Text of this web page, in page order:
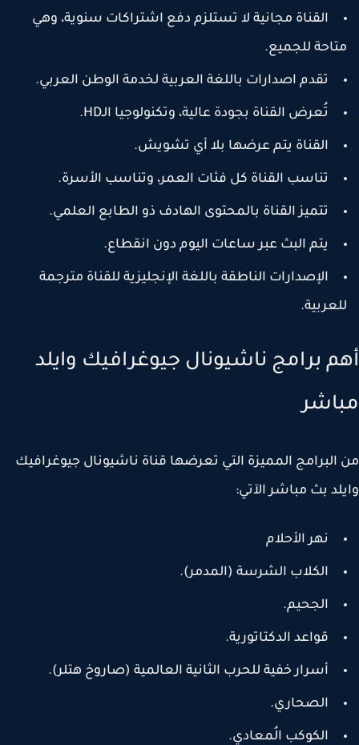
القناة مجانية لا تستلزم دفع اشتراكات سنوية، وهي
للجميع.
تقدم اصدارات باللغة العربية لخدمة الوطن العربي.
تُعرض القناة بجودة عالية، وتكنولوجيا الـHD.
القناة يتم عرضها بلا أي تشويش.
تناسب القناة كل فئات العمر، وتناسب الأسرة.
تتميز القناة بالمحتوى الهادف ذو الطابع العلمي.
يتم البث عبر ساعات اليوم دون انقطاع.
الإصدارات الناطقة باللغة الإنجليزية للقناة مترجمة
برامج ناشيونال جيوغرافيك وايلد
البرامج المميزة التي تعرضها قناة ناشيونال جيوغرافيك
بث مباشر الآتي:
نهر الأحلام
الكلاب الشرسة (المدمر).
الجحيم.
قواعد الدكتاتورية.
أسرار خفية للحرب الثانية العالمية (صاروخ هتلر).
الصحاري.
الكوكب الُمعادي.